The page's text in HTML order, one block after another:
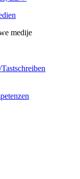
medije